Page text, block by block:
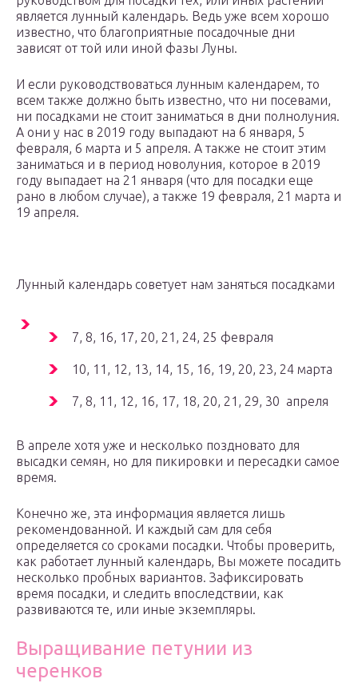
является лунный календарь. Ведь уже всем хорошо
известно, что благоприятные посадочные дни
зависят от той или иной фазы Луны.
И если руководствоваться лунным календарем, то
всем также должно быть известно, что ни посевами,
ни посадками не стоит заниматься в дни полнолуния.
А они у нас в 2019 году выпадают на 6 января, 5
февраля, 6 марта и 5 апреля. А также не стоит этим
заниматься и в период новолуния, которое в 2019
году выпадает на 21 января (что для посадки еще
рано в любом случае), а также 19 февраля, 21 марта и
19 апреля.
Лунный календарь советует нам заняться посадками
7, 8, 16, 17, 20, 21, 24, 25 февраля
10, 11, 12, 13, 14, 15, 16, 19, 20, 23, 24 марта
7, 8, 11, 12, 16, 17, 18, 20, 21, 29, 30 апреля
В апреле хотя уже и несколько поздновато для
высадки семян, но для пикировки и пересадки самое
время.
Конечно же, эта информация является лишь
рекомендованной. И каждый сам для себя
определяется со сроками посадки. Чтобы проверить,
как работает лунный календарь, Вы можете посадить
несколько пробных вариантов. Зафиксировать
время посадки, и следить впоследствии, как
развиваются те, или иные экземпляры.
Выращивание петунии из
черенков